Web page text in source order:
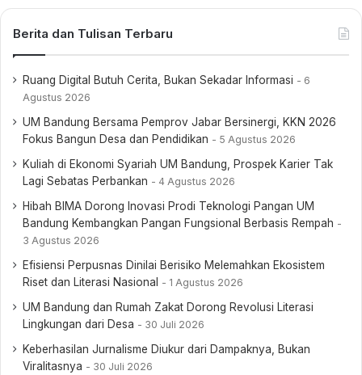
Berita dan Tulisan Terbaru
Ruang Digital Butuh Cerita, Bukan Sekadar Informasi
6
Agustus 2026
UM Bandung Bersama Pemprov Jabar Bersinergi, KKN 2026
Fokus Bangun Desa dan Pendidikan
5 Agustus 2026
Kuliah di Ekonomi Syariah UM Bandung, Prospek Karier Tak
Lagi Sebatas Perbankan
4 Agustus 2026
Hibah BIMA Dorong Inovasi Prodi Teknologi Pangan UM
Bandung Kembangkan Pangan Fungsional Berbasis Rempah
3 Agustus 2026
Efisiensi Perpusnas Dinilai Berisiko Melemahkan Ekosistem
Riset dan Literasi Nasional
1 Agustus 2026
UM Bandung dan Rumah Zakat Dorong Revolusi Literasi
Lingkungan dari Desa
30 Juli 2026
Keberhasilan Jurnalisme Diukur dari Dampaknya, Bukan
Viralitasnya
30 Juli 2026